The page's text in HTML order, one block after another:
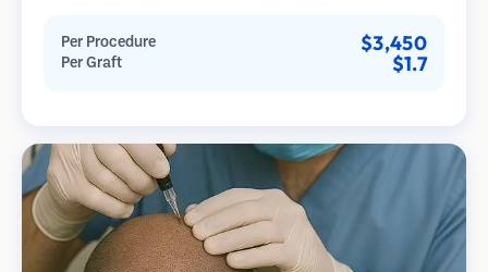
eine lineare Narbe.
Per Procedure $3,450
Per Graft $1.7